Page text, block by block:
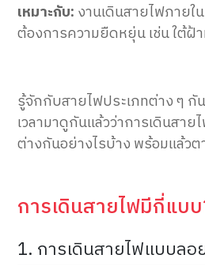
เหมาะกับ: งานเดินสายไฟภายใ
ต้องการความยืดหยุ่น เช่น ใต้ฝ้
รู้จักกับสายไฟประเภทต่าง ๆ กั
เวลามาดูกันแล้วว่าการเดินสา
ต่างกันอย่างไรบ้าง พร้อมแล้วต
การเดินสายไฟมีกี่แบ
1. การเดินสายไฟแบบลอ